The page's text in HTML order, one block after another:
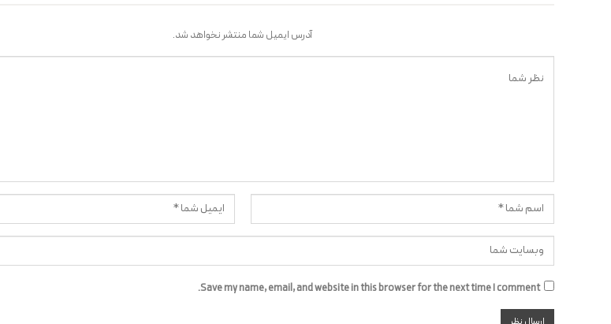
آدرس ایمیل شما منتشر نخواهد شد.
Save my name, email, and website in this browser for the next time I comment.